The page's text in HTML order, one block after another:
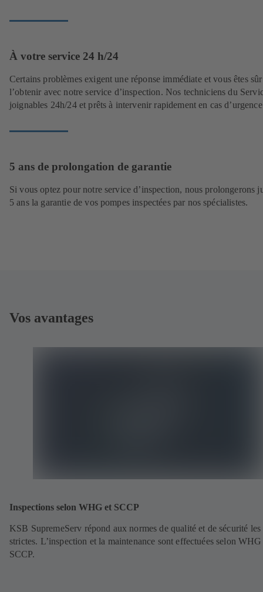
À votre service 24 h/24
Certains problèmes exigent une réponse immédiate et vous êtes
l’obtenir avec notre service d’inspection. Nos techniciens du
joignables 24h/24 et prêts à intervenir rapidement en cas
5 ans de prolongation de garantie
Si vous optez pour notre service d’inspection, nous prolongerons
5 ans la garantie de vos pompes inspectées par nos spécialistes.
Vos avantages
Inspections selon WHG et SCCP
KSB SupremeServ répond aux normes de qualité et de sécurité les
strictes. L’inspection et la maintenance sont effectuées selon WHG
SCCP.